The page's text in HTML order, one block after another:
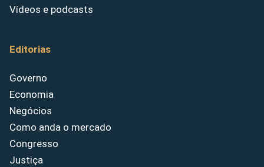
Vídeos e podcasts
Editorias
Governo
Economia
Negócios
Como anda o mercado
Congresso
Justiça